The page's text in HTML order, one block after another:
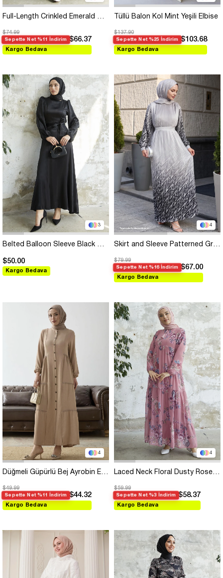
Full-Length Crinkled Emerald Green Chiffon Dress
$74.99
Sepette Net %11 İndirim $66.37
Kargo Bedava
Tüllü Balon Kol Mint Yeşili Elbise
$137.90
Sepette Net %25 İndirim $103.68
Kargo Bedava
3
Belted Balloon Sleeve Black Satin Dress
$50.00
Kargo Bedava
4
Skirt and Sleeve Patterned Gray Chiffon Dress
$79.99
Sepette Net %16 İndirim $67.00
Kargo Bedava
4
Düğmeli Güpürlü Bej Ayrobin Elbise
$49.99
Sepette Net %11 İndirim $44.32
Kargo Bedava
4
Laced Neck Floral Dusty Rose Chiffon Dress
$59.99
Sepette Net %3 İndirim $58.37
Kargo Bedava